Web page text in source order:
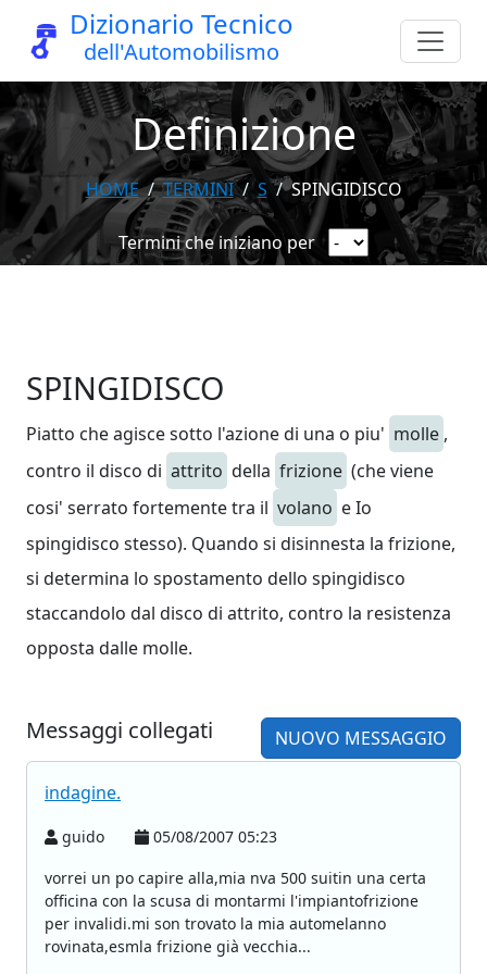
Dizionario Tecnico
dell'Automobilismo
Definizione
HOME TERMINI S SPINGIDISCO
Termini che iniziano per
SPINGIDISCO
Piatto che agisce sotto l'azione di una o piu' molle ,
contro il disco di attrito della frizione (che viene
cosi' serrato fortemente tra il volano e Io
spingidisco stesso). Quando si disinnesta la frizione,
si determina lo spostamento dello spingidisco
staccandolo dal disco di attrito, contro la resistenza
opposta dalle molle.
Messaggi collegati NUOVO MESSAGGIO
indagine.
guido
05/08/2007 05:23
vorrei un po capire alla,mia nva 500 suitin una certa
officina con la scusa di montarmi l'impiantofrizione
per invalidi.mi son trovato la mia automelanno
rovinata,esmla frizione già vecchia...